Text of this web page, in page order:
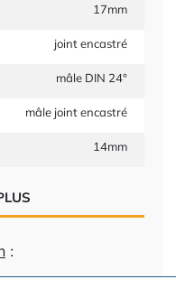
17mm
joint encastré
mâle DIN 24°
mâle joint encastré
14mm
: